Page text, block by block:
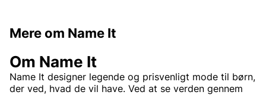
Mere om Name It
Om Name It
Name It designer legende og prisvenligt mode til børn,
der ved, hvad de vil have. Ved at se verden gennem